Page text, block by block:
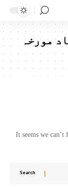
مورخہ
It seems we